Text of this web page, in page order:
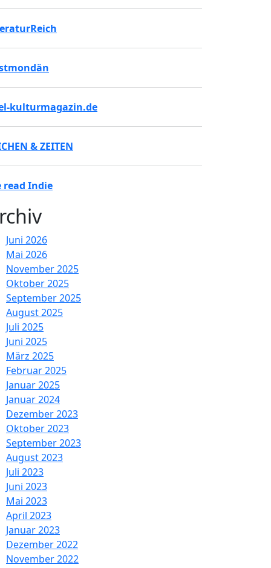
kulturmagazin.de
& ZEITEN
read Indie
Juni 2026
Mai 2026
November 2025
Oktober 2025
September 2025
August 2025
Juli 2025
Juni 2025
März 2025
Februar 2025
Januar 2025
Januar 2024
Dezember 2023
Oktober 2023
September 2023
August 2023
Juli 2023
Juni 2023
Mai 2023
April 2023
Januar 2023
Dezember 2022
November 2022